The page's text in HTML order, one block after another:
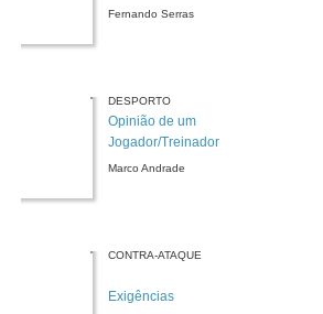
campo
Fernando Serras
DESPORTO
Opinião de um
Jogador/Treinador
Marco Andrade
CONTRA-ATAQUE
Exigências